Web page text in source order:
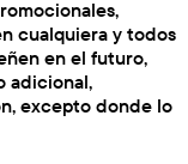
cualquiera y todos
en el futuro,
adicional,
excepto donde lo